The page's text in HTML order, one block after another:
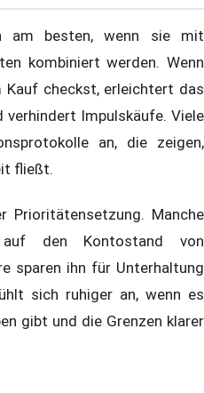
am besten, wenn sie mit
kombiniert werden. Wenn
checkst, erleichtert das
verhindert Impulskäufe. Viele
an, die zeigen,
fließt.
Prioritätensetzung. Manche
den Kontostand von
sparen ihn für Unterhaltung
sich ruhiger an, wenn es
gibt und die Grenzen klarer